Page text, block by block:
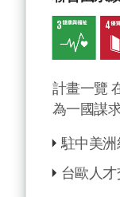
計畫一覽
為一國謀
是國家競
透過教育
駐中美洲
家派遣計
台歐人